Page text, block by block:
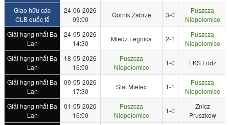
Giao hữu các
CLB quốc tế
24-06-2026
09:00
Gornik Zabrze 3-0
Puszcza
Niepolomice
Giải hạng nhất Ba
Lan
24-05-2026
14:30
Miedz Legnica 2-1
Puszcza
Niepolomice
Giải hạng nhất Ba
Lan
18-05-2026
16:00
Puszcza
Niepolomice
1-0 LKS Lodz
Giải hạng nhất Ba
Lan
09-05-2026
17:30
Stal Mielec 1-1
Puszcza
Niepolomice
Giải hạng nhất Ba
Lan
01-05-2026
16:00
Puszcza
Niepolomice
1-0
Znicz
Pruszkow